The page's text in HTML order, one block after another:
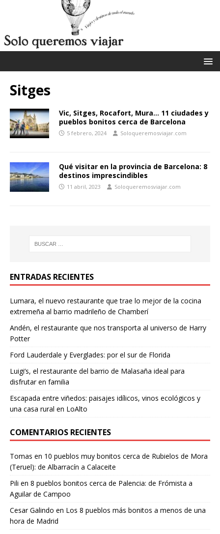
Sitges
Vic, Sitges, Rocafort, Mura… 11 ciudades y
pueblos bonitos cerca de Barcelona
5 febrero, 2024 Soloqueremosviajar.com
Qué visitar en la provincia de Barcelona: 8
destinos imprescindibles
11 abril, 2023 Soloqueremosviajar.com
ENTRADAS RECIENTES
Lumara, el nuevo restaurante que trae lo mejor de la cocina
extremeña al barrio madrileño de Chamberí
Andén, el restaurante que nos transporta al universo de Harry
Potter
Ford Lauderdale y Everglades: por el sur de Florida
Luigi’s, el restaurante del barrio de Malasaña ideal para
disfrutar en familia
Escapada entre viñedos: paisajes idílicos, vinos ecológicos y
una casa rural en LoAlto
COMENTARIOS RECIENTES
Tomas en 10 pueblos muy bonitos cerca de Rubielos de Mora
(Teruel): de Albarracín a Calaceite
Pili en 8 pueblos bonitos cerca de Palencia: de Frómista a
Aguilar de Campoo
Cesar Galindo en Los 8 pueblos más bonitos a menos de una
hora de Madrid